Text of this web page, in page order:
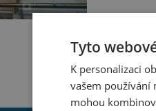
Tyto
K personalizaci
vašem používání
mohou